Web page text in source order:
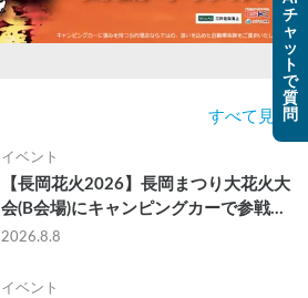
すべて見る
イベント
【長岡花火2026】長岡まつり大花火大
会(B会場)にキャンピングカーで参戦し
て、長岡駅前で車中泊してきた
2026.8.8
イベント
チ
ャ
ッ
ト
で
質
問